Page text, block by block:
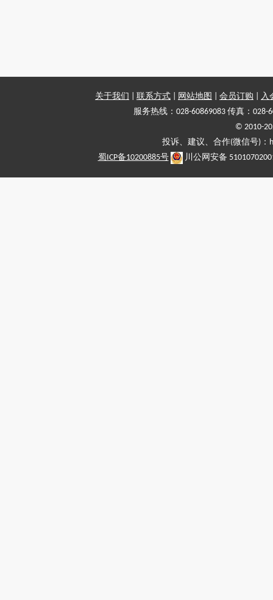
关于我们 联系方式 网站地图 会员订购
入
服务热线：028-60869083 传真：028-
© 2010-
投诉、建议、合作(微信号)
蜀ICP备10200885号
川公网安备